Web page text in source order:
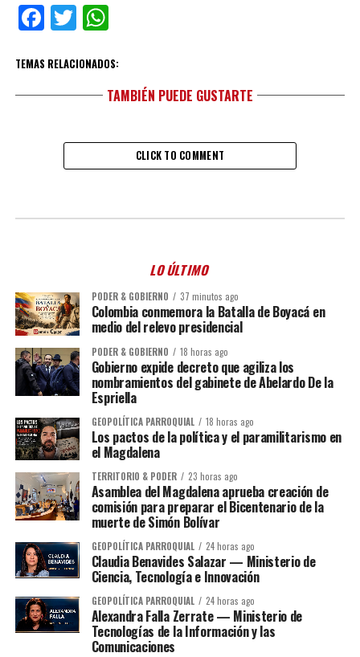
Facebook
TwitterWhatsApp
TEMAS RELACIONADOS:
TAMBIÉN PUEDE GUSTARTE
CLICK TO COMMENT
LO ÚLTIMO
PODER & GOBIERNO 37 minutos ago
Colombia conmemora la Batalla de Boyacá en
medio del relevo presidencial
PODER & GOBIERNO 18 horas ago
Gobierno expide decreto que agiliza los
nombramientos del gabinete de Abelardo De la
Espriella
GEOPOLÍTICA PARROQUIAL 18 horas ago
Los pactos de la política y el paramilitarismo en
el Magdalena
TERRITORIO & PODER 23 horas ago
Asamblea del Magdalena aprueba creación de
comisión para preparar el Bicentenario de la
muerte de Simón Bolívar
GEOPOLÍTICA PARROQUIAL 24 horas ago
Claudia Benavides Salazar — Ministerio de
Ciencia, Tecnología e Innovación
GEOPOLÍTICA PARROQUIAL 24 horas ago
Alexandra Falla Zerrate — Ministerio de
Tecnologías de la Información y las
Comunicaciones